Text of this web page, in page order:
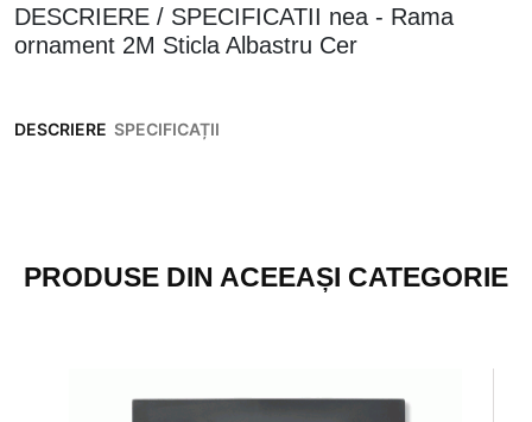
DESCRIERE / SPECIFICATII nea - Rama
ornament 2M Sticla Albastru Cer
DESCRIERE SPECIFICAȚII
PRODUSE DIN ACEEAȘI CATEGORIE